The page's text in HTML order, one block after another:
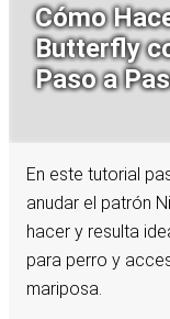
Cómo
Butterfly
Paso a
En este tutorial
anudar el patrón
hacer y resulta
para perro y
mariposa.